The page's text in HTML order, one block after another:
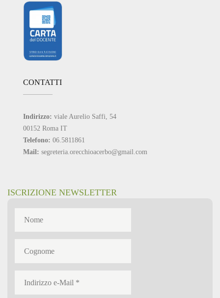
CONTATTI
Indirizzo: viale Aurelio Saffi, 54
00152 Roma IT
Telefono: 06.5811861
Mail: segreteria.orecchioacerbo@gmail.com
ISCRIZIONE NEWSLETTER